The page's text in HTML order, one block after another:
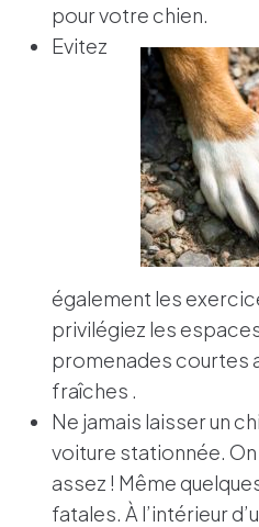
pour votre chien.
Evitez
également les
privilégiez les
promenades courtes
fraîches .
Ne jamais laisser un
voiture stationnée.
assez ! Même
fatales. À l’intérieur